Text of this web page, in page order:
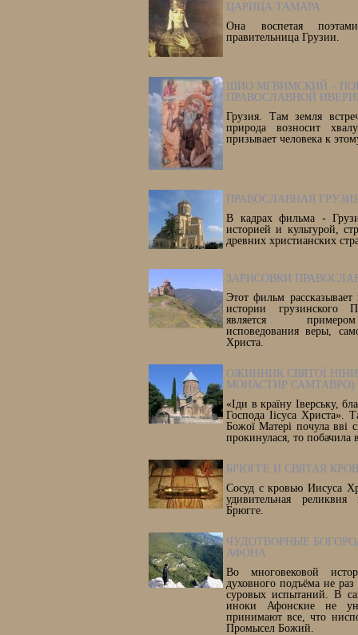
ЦАРИЦА ТАМАРА
Она воспетая
правительница Грузии.
ШИО МГВИМСКИЙ –
ПРАВОСЛАВНОЙ
Грузия. Там земля
природа возносит
призывает человека к
ПРАВОСЛАВНАЯ
В кадрах фильма -
историей и культурой,
древних христианских
ЗАРИСОВКИ
Этот фильм
истории грузинского
является
исповедования веры,
Христа.
ОЖИННИК СВЯТОЇ НІНИ
МОНАСТИР САМТАВРО)
«Іди в країну Іверську,
Господа Іісуса Христа».
Божої Матері почула вві
прокинулася, то побачила
БРЮГГЕ И СВЯТАЯ
Сосуд с кровью Иисуса
удивительная
Брюгге.
ЧУДОТВОРНЫЕ
АФОНА
Во многовековой
духовного подъёма не
суровых испытаний. В
иноки Афонские не
принимают все, что
Промысел Божий.